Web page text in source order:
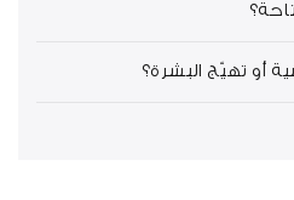
أو تهيّج البشرة؟